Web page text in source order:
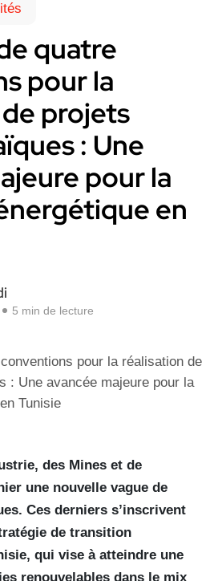
quatre
pour la
projets
: Une
pour la
en
5 min de lecture
des Mines et de
une nouvelle vague de
Ces derniers s’inscrivent
de transition
qui vise à atteindre une
renouvelables dans le mix